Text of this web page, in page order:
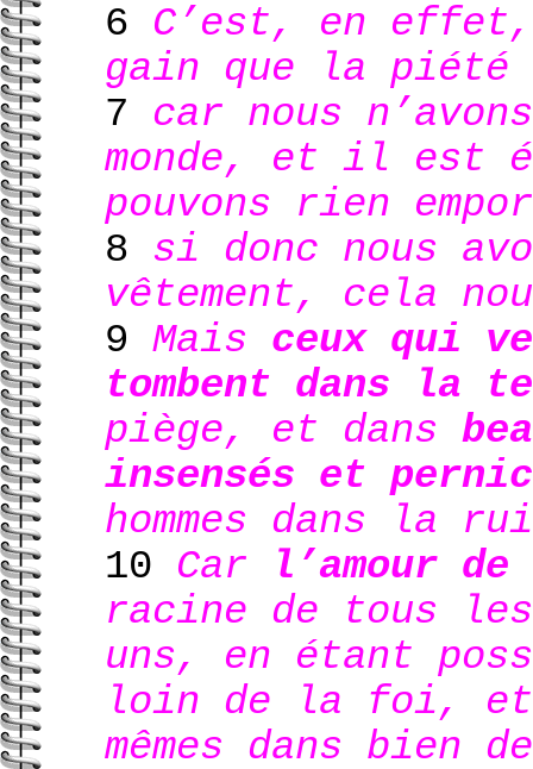
6 C’est, en effet,
gain que la piété
7 car nous
monde, et il est
pouvons rien
8 si donc nous
vêtement, cela
9 Mais ceux qui
tombent dans la
piège, et dans
insensés et
hommes dans la
10 Car
l’amour
racine de tous
uns, en étant
loin de la foi, et
mêmes dans bien